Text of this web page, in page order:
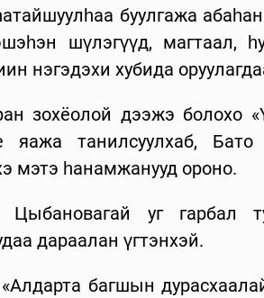
буулгажа
шүлэгүүд, магтаал,
нэгэдэхи хубида
зохёолой дээжэ болохо
яажа танилсуулхаб,
мэтэ һанамжанууд ороно.
Цыбановагай уг гарбал
дараалан үгтэнхэй.
багшын